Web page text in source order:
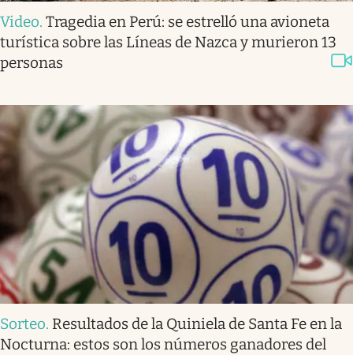
Video. Tragedia en Perú: se estrelló una avioneta
turística sobre las Líneas de Nazca y murieron 13
personas
Sorteo. Resultados de la Quiniela de Santa Fe en la
Nocturna: estos son los números ganadores del